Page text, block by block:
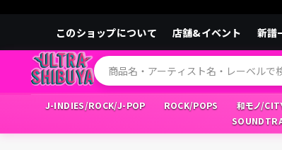
このショップについて 店舗&イベント 新譜
J-INDIES/ROCK/J-POP ROCK/POPS 和モノ/